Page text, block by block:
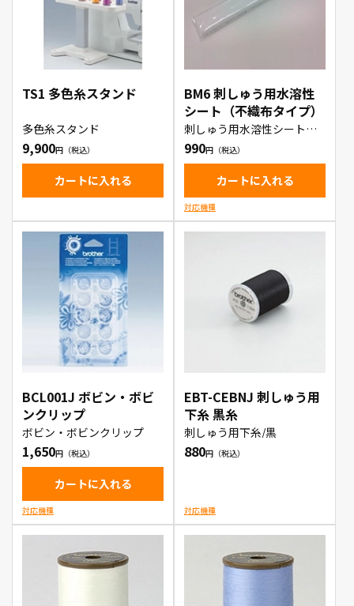
TS1 多色糸スタンド
多色糸スタンド
9,900
カートに入れる
BM6 刺しゅう用水溶性
シート（不織布タイプ）
刺しゅう用水溶性シート・
不織布タイプ
990
カートに入れる
対応機種
BCL001J ボビン・ボビ
ンクリップ
ボビン・ボビンクリップ
1,650
カートに入れる
対応機種
EBT-CEBNJ 刺しゅう用
下糸 黒糸
刺しゅう用下糸/黒
880
対応機種